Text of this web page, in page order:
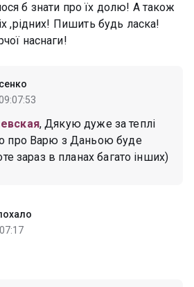
б знати про їх долю! А також
,рідних! Пишить будь ласка!
наснаги!
, Дякую дуже за теплі
про Варю з Даньою буде
зараз в планах багато інших)